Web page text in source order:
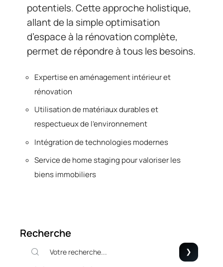
potentiels. Cette approche holistique,
allant de la simple optimisation
d’espace à la rénovation complète,
permet de répondre à tous les besoins.
Expertise en aménagement intérieur et
rénovation
Utilisation de matériaux durables et
respectueux de l’environnement
Intégration de technologies modernes
Service de home staging pour valoriser les
biens immobiliers
Recherche